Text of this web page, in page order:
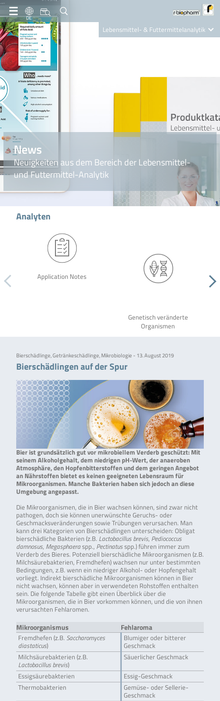
DE
Lebensmittel- & Futtermittelanalytik
Nutrition Care
News
Neuigkeiten aus dem Bereich der Lebensmittel-
und Futtermittel-Analytik
Analyten
Application Notes
Genetisch veränderte
Organismen
Bierschädlinge, Getränkeschädlinge, Mikrobiologie - 13. August 2019
Bierschädlingen auf der Spur
Bier ist grundsätzlich gut vor mikrobiellem Verderb geschützt: Mit
seinem Alkoholgehalt, dem niedrigen pH-Wert, der anaeroben
Atmosphäre, den Hopfenbitterstoffen und dem geringen Angebot
an Nährstoffen bietet es keinen geeigneten Lebensraum für
Mikroorganismen. Manche Bakterien haben sich jedoch an diese
Umgebung angepasst.
Die Mikroorganismen, die in Bier wachsen können, sind zwar nicht
pathogen, doch sie können unerwünschte Geruchs- oder
Geschmacksveränderungen sowie Trübungen verursachen. Man
kann drei Kategorien von Bierschädlingen unterscheiden: Obligat
bierschädliche Bakterien (z.B. Lactobacillus brevis, Pediococcus
damnosus, Megasphaeraspp., Pectinatusspp.) führen immer zum
Verderb des Bieres. Potenziell bierschädliche Mikroorganismen (z.B.
Milchsäurebakterien, Fremdhefen) wachsen nur unter bestimmten
Bedingungen, z.B. wenn ein niedriger Alkohol- oder Hopfengehalt
vorliegt. Indirekt bierschädliche Mikroorganismen können in Bier
nicht wachsen, können aber in verwendeten Rohstoffen enthalten
sein. Die folgende Tabelle gibt einen Überblick über die
Mikroorganismen, die in Bier vorkommen können, und die von ihnen
verursachten Fehlaromen.
Mikroorganismus Fehlaroma
Fremdhefen (z.B. Saccharomyces
diastaticus)
Blumiger oder bitterer
Geschmack
Milchsäurebakterien (z.B.
Lactobacillus brevis)
Säuerlicher Geschmack
Essigsäurebakterien
Essig-Geschmack
Thermobakterien
Gemüse- oder Sellerie-
Geschmack